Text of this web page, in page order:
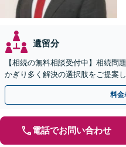
遺留分
【相続の無料相談受付中】相続問
かぎり多く解決の選択肢をご提案
料金
電話でお問い合わせ